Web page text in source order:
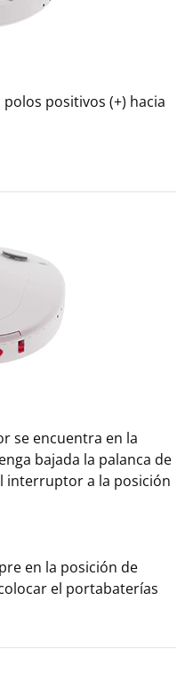
positivos (+) hacia
se encuentra en la
bajada la palanca de
interruptor a la posición
en la posición de
el portabaterías